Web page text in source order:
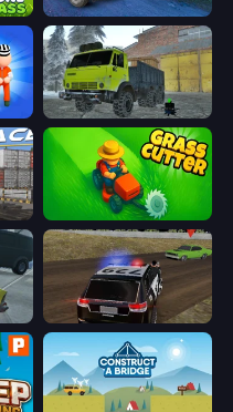
Stone Grass: Mowing Simulator Russian Car Driver ZIL 130
Taiga Car Driver
POLICE Chase Simulator